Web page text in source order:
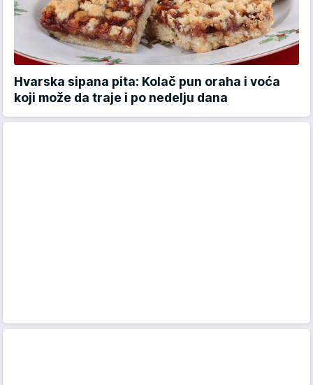
Hvarska sipana pita: Kolač pun oraha i voća
koji može da traje i po nedelju dana